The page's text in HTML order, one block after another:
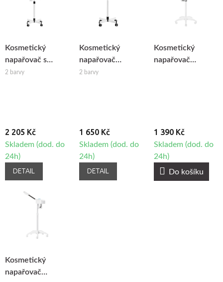
Kosmetický
napařovač s
lampou Giovanni
2 barvy
2 205 Kč
Skladem (dod. do
24h)
DETAIL
Kosmetický
napařovač
Giovanni D-20
2 barvy
1 650 Kč
Skladem (dod. do
24h)
DETAIL
Kosmetický
napařovač
1 390 Kč
Skladem (dod. do
24h)
Do košíku
Kosmetický
napařovač